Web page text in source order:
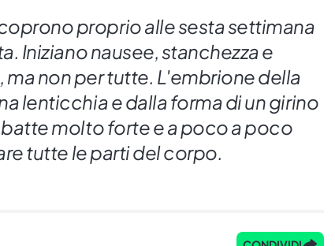
proprio alle sesta settimana
Iniziano nausee, stanchezza e
ma non per tutte. L'embrione della
lenticchia e dalla forma di un girino
batte molto forte e a poco a poco
tutte le parti del corpo.